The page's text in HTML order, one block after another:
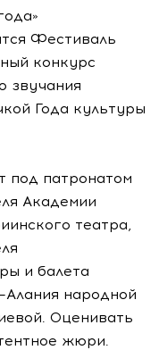
Фестиваль
конкурс
звучания
Года культуры
под патронатом
Академии
театра,
и балета
народной
Оценивать
жюри.